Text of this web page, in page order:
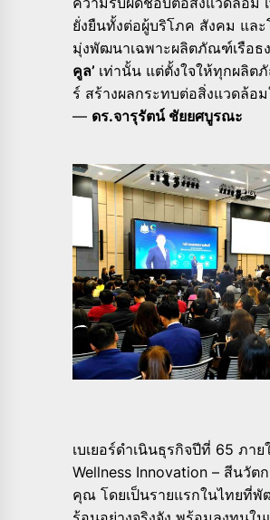
ยั่งยืนทั้งต่อผู้บริโภค สังคม และ
มุ่งพัฒนาเฉพาะผลิตภัณฑ์เรือธ
คูล’ เท่านั้น แต่ตั้งใจให้ทุกผลิต
ร์ สร้างผลกระทบต่อสิ่งแวดล้อ
— ดร.จารุรัตน์ ชัยยศบูรณะ
เบเยอร์ดำเนินธุรกิจปีที่ 65 ภา
Wellness Innovation – สีนวัต
คุณ โดยเป็นรายแรกในไทยที่